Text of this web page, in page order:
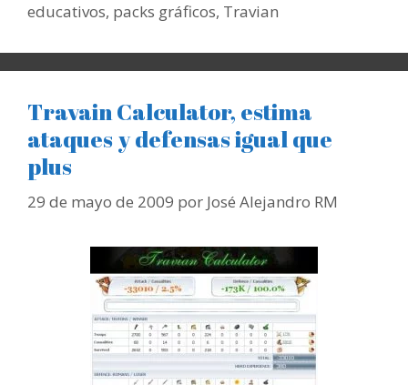
educativos, packs gráficos, Travian
Travain Calculator, estima
ataques y defensas igual que
plus
29 de mayo de 2009 por José Alejandro RM